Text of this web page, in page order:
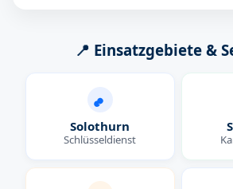
📍 Einsatzgebiete &
Solothurn
Schlüsseldienst